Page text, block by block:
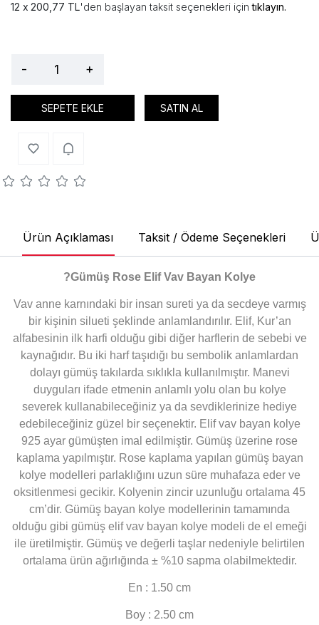
200,77 TL'den başlayan taksit seçenekleri içintıklayın.
- +
SEPETE EKLE SATIN AL
Ürün Açıklaması Taksit / Ödeme Seçenekleri
?Gümüş Rose Elif Vav Bayan Kolye
Vav anne karnındaki bir insan sureti ya da secdeye varmış
bir kişinin silueti şeklinde anlamlandırılır. Elif, Kur’an
alfabesinin ilk harfi olduğu gibi diğer harflerin de sebebi ve
kaynağıdır. Bu iki harf taşıdığı bu sembolik anlamlardan
dolayı gümüş takılarda sıklıkla kullanılmıştır. Manevi
duyguları ifade etmenin anlamlı yolu olan bu kolye
severek kullanabileceğiniz ya da sevdiklerinize hediye
edebileceğiniz güzel bir seçenektir. Elif vav bayan kolye
925 ayar gümüşten imal edilmiştir. Gümüş üzerine rose
kaplama yapılmıştır. Rose kaplama yapılan gümüş bayan
kolye modelleri parlaklığını uzun süre muhafaza eder ve
oksitlenmesi gecikir. Kolyenin zincir uzunluğu ortalama 45
cm’dir. Gümüş bayan kolye modellerinin tamamında
olduğu gibi gümüş elif vav bayan kolye modeli de el emeği
ile üretilmiştir. Gümüş ve değerli taşlar nedeniyle belirtilen
ortalama ürün ağırlığında ± %10 sapma olabilmektedir.
En : 1.50 cm
Boy : 2.50 cm